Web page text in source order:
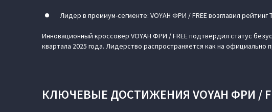
Лидер в премиум-сегменте: VOYAH ФРИ / FREE возглавил
Инновационный кроссовер VOYAH ФРИ / FREE подтвердил статус
квартала 2025 года. Лидерство распространяется как на
КЛЮЧЕВЫЕ ДОСТИЖЕНИЯ VOYAH ФРИ /